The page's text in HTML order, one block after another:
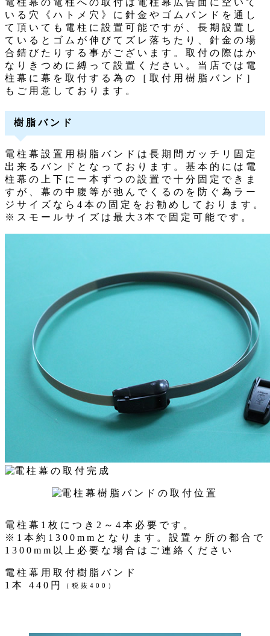
電柱幕の電柱への取付は電柱幕広告面に空いて
いる穴《ハトメ穴》に針金やゴムバンドを通し
て頂いても電柱に設置可能ですが、長期設置し
ているとゴムが伸びてズレ落ちたり、針金の場
合錆びたりする事がございます。取付の際はか
なりきつめに縛って設置ください。当店では電
柱幕に幕を取付する為の［取付用樹脂バンド］
もご用意しております。
樹脂バンド
電柱幕設置用樹脂バンドは長期間ガッチリ固定
出来るバンドとなっております。基本的には電
柱幕の上下に一本ずつの設置で十分固定できま
すが、幕の中腹等が弛んでくるのを防ぐ為ラー
ジサイズなら4本の固定をお勧めしております。
※スモールサイズは最大3本で固定可能です。
電柱幕1枚につき2～4本必要です。
※1本約1300mmとなります。設置ヶ所の都合で
1300mm以上必要な場合はご連絡ください
電柱幕用取付樹脂バンド
1本 440円
（税抜400）